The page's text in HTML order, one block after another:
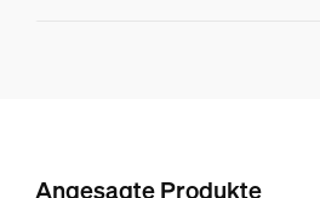
Farbe
Angesagte Produkte